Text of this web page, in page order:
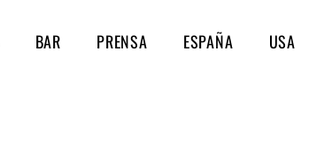
BAR PRENSA ESPAÑA USA